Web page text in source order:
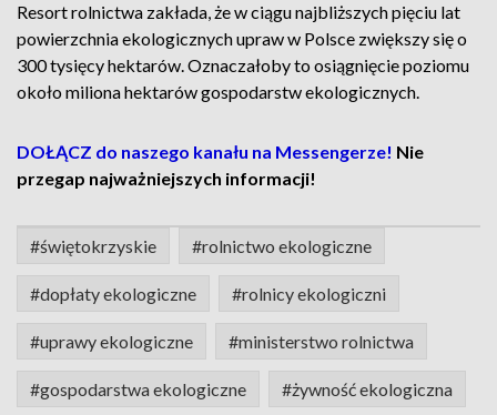
Resort rolnictwa zakłada, że w ciągu najbliższych pięciu lat
powierzchnia ekologicznych upraw w Polsce zwiększy się o
300 tysięcy hektarów. Oznaczałoby to osiągnięcie poziomu
około miliona hektarów gospodarstw ekologicznych.
DOŁĄCZ do naszego kanału na Messengerze! Nie
przegap najważniejszych informacji!
#świętokrzyskie #rolnictwo ekologiczne
#dopłaty ekologiczne #rolnicy ekologiczni
#uprawy ekologiczne #ministerstwo rolnictwa
#gospodarstwa ekologiczne #żywność ekologiczna